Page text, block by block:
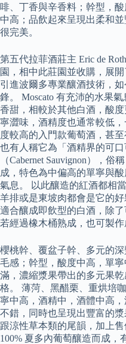
啡、丁香與辛香料；幹型，
中高；品飲起來呈現出柔和
很完美。
第五代拉菲酒莊主 Eric de
園，相中此莊園並收購，展
引進波爾多專業釀酒技術，
鋒。 Moscato 有充沛的水果
香甜，相較於其他白酒，酸
寧澀味，酒精度也通常較低
度較高的入門款葡萄酒，甚
也有人稱它為「酒精界的可
（Cabernet Sauvignon），
成，特色為中偏高的單寧與
氣息。 以此釀造的紅酒都相
羊排或是東坡肉都會是它的好
適合釀成即飲型的白酒，除
若經過橡木桶熟成，也可製
櫻桃幹、覆盆子幹、多元的
毛感；幹型，酸度中高，單
滿，濃縮漿果帶出的多元果
格。 薄菏、黑醋栗、重烘培
寧中高，酒精中，酒體中高
不錯，同時也呈現出豐富的
跟涼性草本類的尾韻，加上售
100% 夏多內葡萄釀造而成